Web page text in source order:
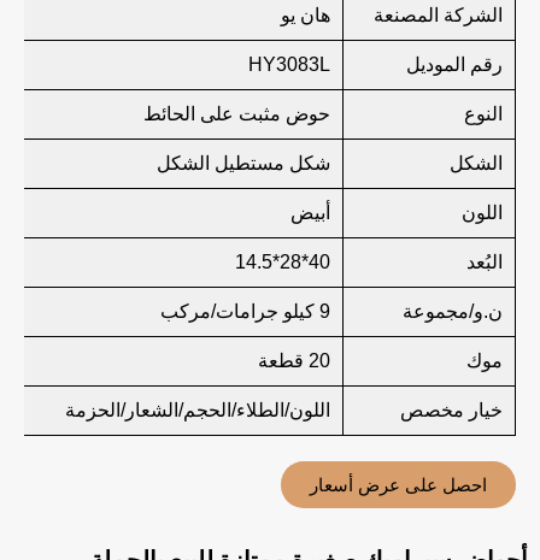
الشركة المصنعة هان يو
رقم الموديل HY3083L
النوع حوض مثبت على الحائط
الشكل شكل مستطيل الشكل
اللون أبيض
البُعد 40*28*14.5
ن.و/مجموعة 9 كيلو جرامات/مركب
موك 20 قطعة
خيار مخصص اللون/الطلاء/الحجم/الشعار/الحزمة
احصل على عرض أسعار